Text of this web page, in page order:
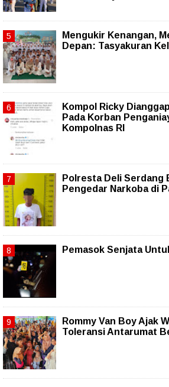
Mengukir Kenangan,
Depan: Tasyakuran
Kompol Ricky
Pada Korban
Kompolnas RI
Polresta Deli Serdang
Pengedar Narkoba di
Pemasok Senjata
Rommy Van Boy Ajak
Toleransi Antarumat